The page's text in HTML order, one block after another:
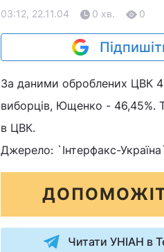
03:12, 22.11.04 0 хв. 0
За даними оброблених ЦВК
виборців, Ющенко - 46,45%.
в ЦВК.
Джерело: `Інтерфакс-
Читати УНІАН в